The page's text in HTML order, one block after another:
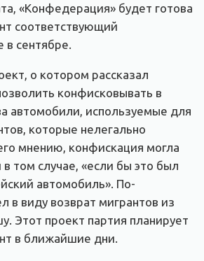
«Конфедерация» будет готова
соответствующий
в сентябре.
о котором рассказал
конфисковывать в
автомобили, используемые для
которые нелегально
мнению, конфискация могла
том случае, «если бы это был
автомобиль». По-
в виду возврат мигрантов из
Этот проект партия планирует
в ближайшие дни.